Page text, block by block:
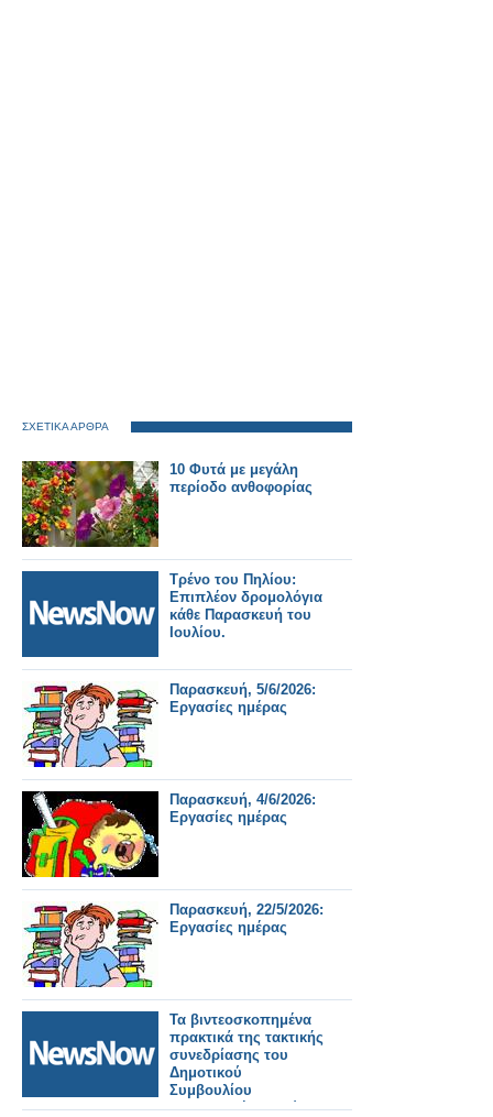
ΣΧΕΤΙΚΑ ΑΡΘΡΑ
10 Φυτά με μεγάλη
περίοδο ανθοφορίας
Τρένο του Πηλίου:
Επιπλέον δρομολόγια
κάθε Παρασκευή του
Ιουλίου.
Παρασκευή, 5/6/2026:
Εργασίες ημέρας
Παρασκευή, 4/6/2026:
Εργασίες ημέρας
Παρασκευή, 22/5/2026:
Εργασίες ημέρας
Τα βιντεοσκοπημένα
πρακτικά της τακτικής
συνεδρίασης του
Δημοτικού
Συμβουλίου
Παρασκευή 15 Μαΐου